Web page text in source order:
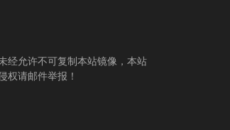
经允许不可复制本站镜像，本站
权请邮件举报！